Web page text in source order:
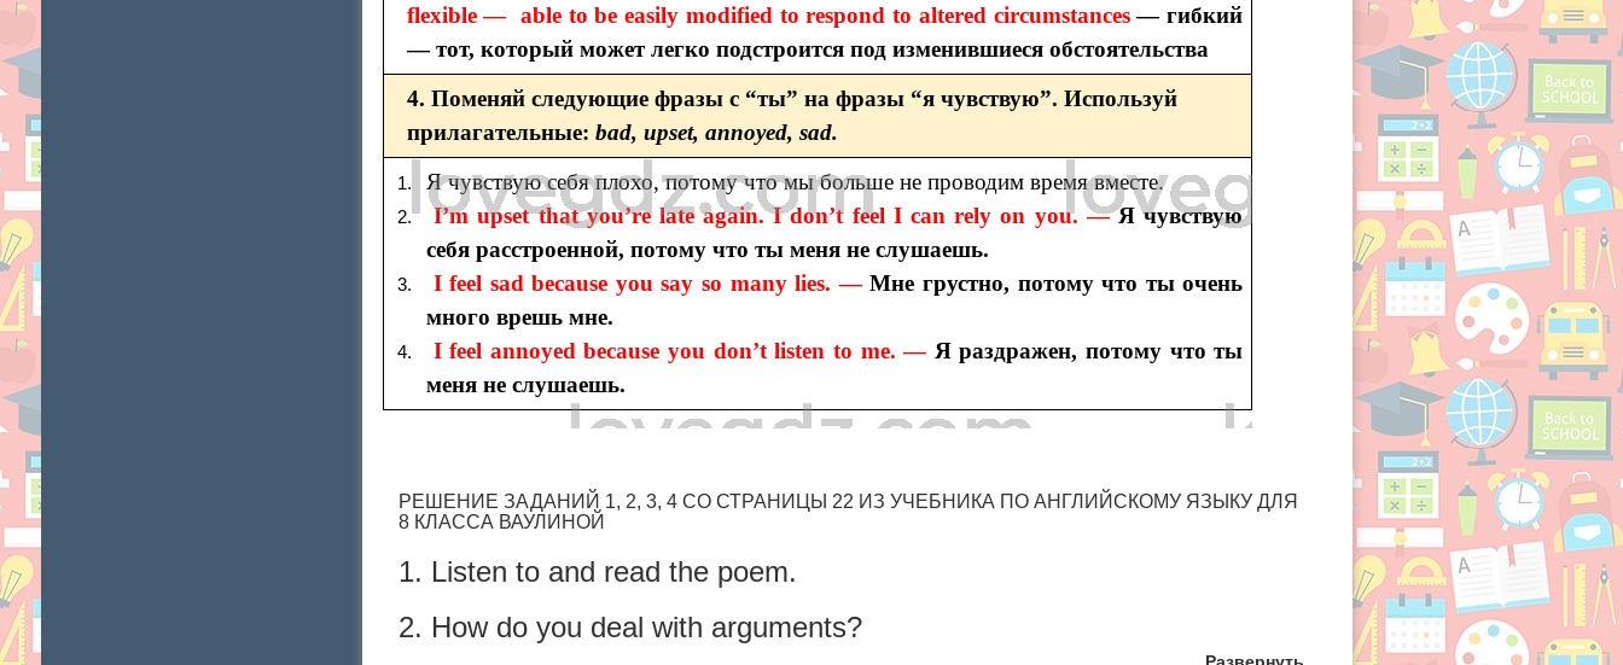
flexible — able to be easily modified to respond to altered circumstances— гибкий
— тот, который может легко подстроится под изменившиеся обстоятельства
4. Поменяй следующие фразы с “ты” на фразы “я чувствую”. Используй
прилагательные: bad, upset, annoyed, sad.
Я чувствую себя плохо, потому что мы больше не проводим время вместе.
I’m upset that you’re late again. I don’t feel I can rely on you. —Я чувствую
себя расстроенной, потому что ты меня не слушаешь.
I feel sad because you say so many lies. —Мне грустно, потому что ты очень
много врешь мне.
I feel annoyed because you don’t listen to me. — Я раздражен, потому что ты
меня не слушаешь.
Развернуть
РЕШЕНИЕ ЗАДАНИЙ 1, 2, 3, 4 СО СТРАНИЦЫ 22 ИЗ УЧЕБНИКА ПО АНГЛИЙСКОМУ ЯЗЫКУ ДЛЯ
8 КЛАССА ВАУЛИНОЙ
1. Listen to and read the poem.
2. How do you deal with arguments?